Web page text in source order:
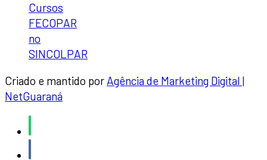
Cursos
FECOPAR
no
SINCOLPAR
Criado e mantido por Agência de Marketing Digital |
NetGuaraná